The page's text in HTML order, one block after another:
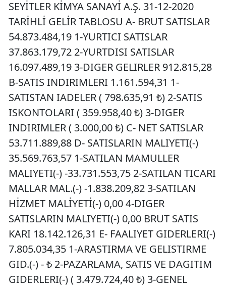
SEYİTLER KİMYA SANAYİ A.Ş. 31-12-2020
TARİHLİ GELİR TABLOSU A- BRUT SATISLAR
54.873.484,19 1-YURTICI SATISLAR
37.863.179,72 2-YURTDISI SATISLAR
16.097.489,19 3-DIGER GELIRLER 912.815,28
B-SATIS INDIRIMLERI 1.161.594,31 1-
SATISTAN IADELER ( 798.635,91 ₺) 2-SATIS
ISKONTOLARI ( 359.958,40 ₺) 3-DIGER
INDIRIMLER ( 3.000,00 ₺) C- NET SATISLAR
53.711.889,88 D- SATISLARIN MALIYETI(-)
35.569.763,57 1-SATILAN MAMULLER
MALIYETI(-) -33.731.553,75 2-SATILAN TICARI
MALLAR MAL.(-) -1.838.209,82 3-SATILAN
HİZMET MALİYETİ(-) 0,00 4-DIGER
SATISLARIN MALIYETI(-) 0,00 BRUT SATIS
KARI 18.142.126,31 E- FAALIYET GIDERLERI(-)
7.805.034,35 1-ARASTIRMA VE GELISTIRME
GID.(-) - ₺ 2-PAZARLAMA, SATIS VE DAGITIM
GIDERLERI(-) ( 3.479.724,40 ₺) 3-GENEL